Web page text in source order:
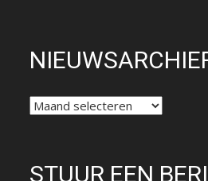
NIEUWSARCHIEF
STUUR EEN